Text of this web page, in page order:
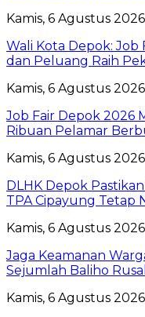
Kamis, 6 Agustus
Wali Kota Depok: Job
dan Peluang Raih
Kamis, 6 Agustus 2026
Job Fair Depok 2026
Ribuan Pelamar
Kamis, 6 Agustus
DLHK Depok
TPA Cipayung Tetap
Kamis, 6 Agustus
Jaga Keamanan
Sejumlah Baliho
Kamis, 6 Agustus